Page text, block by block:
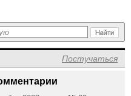
Постучаться